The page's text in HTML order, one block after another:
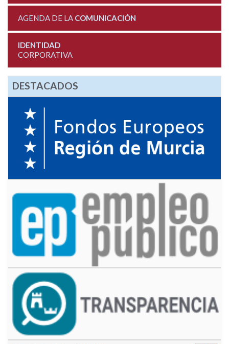
AGENDA DE LA COMUNICACIÓN
IDENTIDAD
CORPORATIVA
DESTACADOS